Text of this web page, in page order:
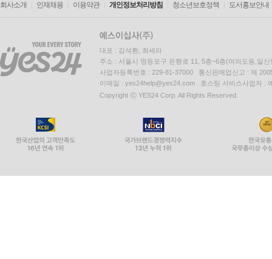
회사소개 인재채용 이용약관 개인정보처리방침 청소년보호정책 도서홍보안내
대표 : 김석환, 최세라
주소 : 서울시 영등포구 은행로 11, 5층~6층(여의도동,일신
사업자등록번호 : 229-81-37000 통신판매업신고 : 제
이메일 : yes24help@yes24.com 호스팅 서비스사업자 :
Copyright ⓒ YES24 Corp. All Rights Reserved.